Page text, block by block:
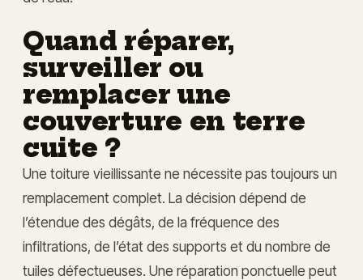
Quand réparer,
surveiller ou
remplacer une
couverture en terre
cuite ?
Une toiture vieillissante ne nécessite pas toujours un
remplacement complet. La décision dépend de
l’étendue des dégâts, de la fréquence des
infiltrations, de l’état des supports et du nombre de
tuiles défectueuses. Une réparation ponctuelle peut